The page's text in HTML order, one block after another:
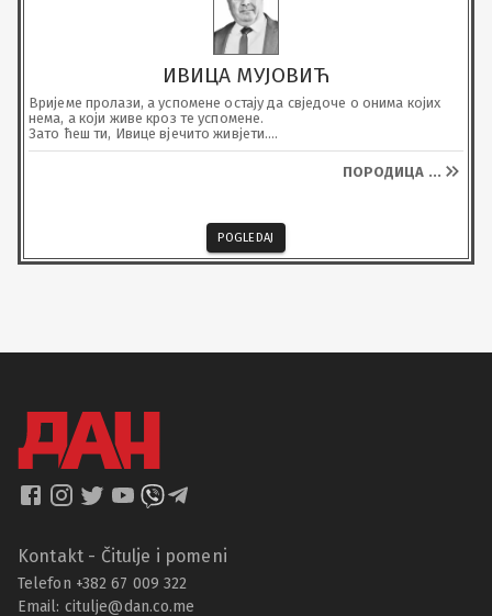
ИВИЦА МУЈОВИЋ
Вријеме пролази, а успомене остају да свједоче о онима којих
нема, а који живе кроз те успомене.
Зато ћеш ти, Ивице вјечито живјети.
Нека ти Господ подари рајско насеље јер си га својим поштеним
ПОРОДИЦА ...
POGLEDAJ
Kontakt - Čitulje i pomeni
Telefon +382 67 009 322
Email: citulje@dan.co.me